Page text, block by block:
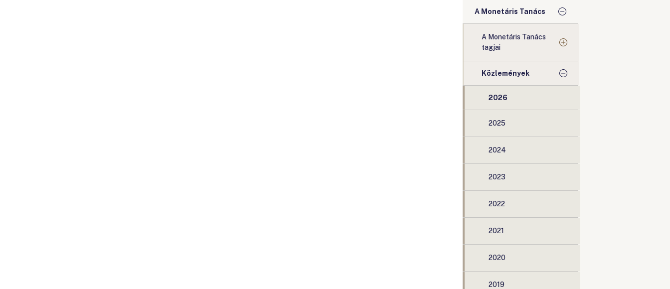
A Monetáris Tanács
A Monetáris Tanács
tagjai
Közlemények
2026
2025
2024
2023
2022
2021
2020
2019